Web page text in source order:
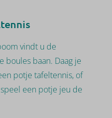
vindt u de
boules baan. Daag je
potje tafeltennis, of
een potje jeu de